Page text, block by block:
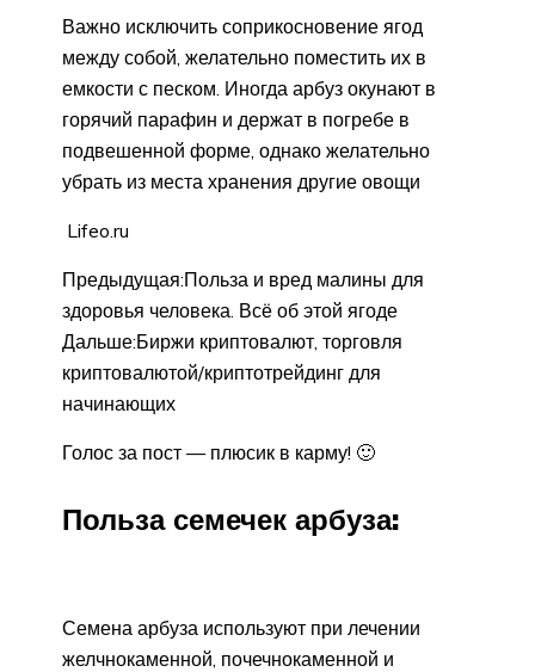
Важно исключить соприкосновение ягод
между собой, желательно поместить их в
емкости с песком. Иногда арбуз окунают в
горячий парафин и держат в погребе в
подвешенной форме, однако желательно
убрать из места хранения другие овощи
Lifeo.ru
Предыдущая:Польза и вред малины для
здоровья человека. Всё об этой ягоде
Дальше:Биржи криптовалют, торговля
криптовалютой/криптотрейдинг для
начинающих
Голос за пост — плюсик в карму! 🙂
Польза семечек арбуза:
Семена арбуза используют при лечении
желчнокаменной, почечнокаменной и